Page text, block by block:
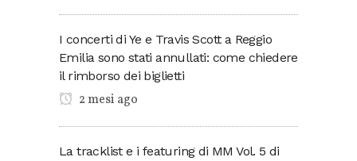
I concerti di Ye e Travis Scott a Reggio
Emilia sono stati annullati: come chiedere
il rimborso dei biglietti
2 mesi ago
La tracklist e i featuring di MM Vol. 5 di